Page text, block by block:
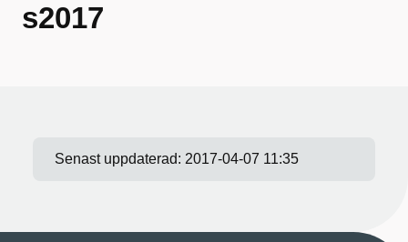
s2017
Senast uppdaterad: 2017-04-07 11:35